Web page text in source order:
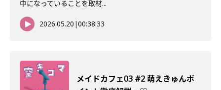
中になっていることを取材...
2026.05.20 |00:38:33
メイドカフェ03 #2 萌えきゅんポ